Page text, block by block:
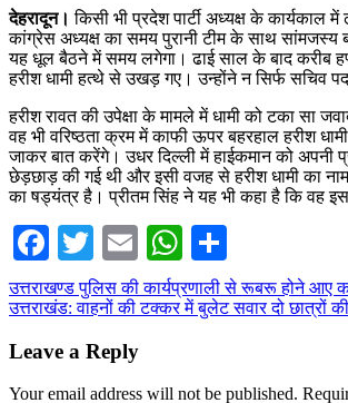
देहरादून। किसी भी प्रदेश पार्टी अध्यक्ष के
कांग्रेस अध्यक्ष का समय पुरानी टीम के साथ सांमजस्य
यह धूल बैठने में समय लगेगा। ढाई साल के बाद करीब
हरीश धामी हत्थे से उखड़ गए। उन्होंने न सिर्फ सचिव
हरीश रावत की उपेक्षा के मामले में धामी को टका सा
वह भी वरिष्ठता क्रम में काफी ऊपर बहरहाल हरीश
जाकर बात करेंगे। उधर दिल्ली में हाईकमान को अपनी
छेड़छाड़ की गई थी और इसी वजह से हरीश धामी का
का षड्यंत्र है। प्रीतम सिंह ने यह भी कहा है कि वह इस
Facebook
TwitterEmailWhatsApp
Post
navigation
उत्तराखण्ड पुलिस की कार्यप्रणाली से रूबरू होने आए
उत्तराखंड: वाहनों की टक्कर में बुलेट सवार दो छात्रों
Leave a Reply
Your email address will not be published.